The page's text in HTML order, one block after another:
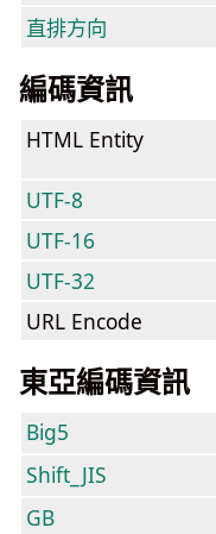
直排方向
編碼資訊
HTML Entity
UTF-8
UTF-16
UTF-32
URL Encode
東亞編碼資訊
Big5
Shift_JIS
GB